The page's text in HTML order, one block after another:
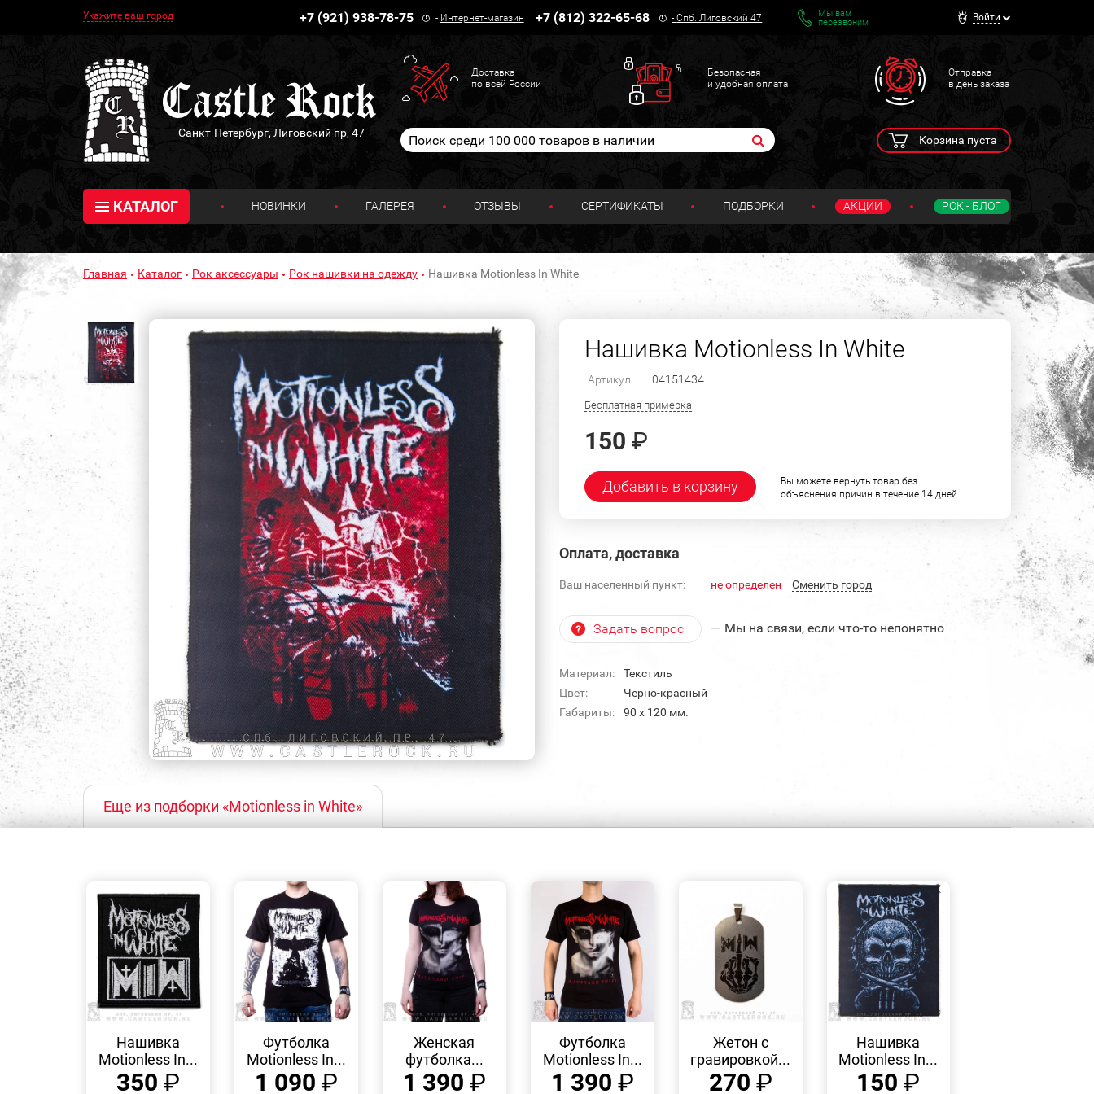
Укажите ваш город +7 (921) 938-78-75 - Интернет-магазин +7 (812) 322-65-68 -Спб. Лиговский 47
Мы вам
перезвоним
Войти
Санкт-Петербург, Лиговский пр, 47
Доставка
по всей России
Безопасная
и удобная оплата
Отправка
в день заказа
Корзина пуста
КАТАЛОГ НОВИНКИ ГАЛЕРЕЯ ОТЗЫВЫ СЕРТИФИКАТЫ ПОДБОРКИ АКЦИИ РОК - БЛОГ
Главная Каталог Рок аксессуары Рок нашивки на одежду Нашивка Motionless In White
Нашивка Motionless In White
Артикул: 04151434
Бесплатная примерка
150 ₽
Добавить в корзину
Вы можете вернуть товар без
объяснения причин в течение 14 дней
Оплата, доставка
Ваш населенный пункт: не определен Cменить город
Задать вопрос — Мы на связи, если что-то непонятно
Материал:
Текстиль
Цвет:
Черно-красный
Габариты:
90 х 120 мм.
Еще из подборки «Motionless in White»
ПРОСМОТР
Нашивка
Motionless In...
350 ₽
ПРОСМОТР
Футболка
Motionless In...
1 090 ₽
ПРОСМОТР
Женская
футболка...
1 390 ₽
ПРОСМОТР
Футболка
Motionless In...
1 390 ₽
ПРОСМОТР
Жетон с
гравировкой...
270 ₽
ПРОСМОТР
Нашивка
Motionless In...
150₽